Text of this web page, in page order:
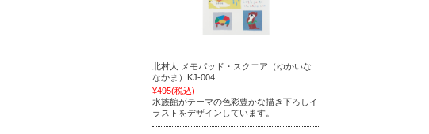
北村人 メモパッド・スクエア（ゆかいな
なかま）KJ-004
¥495(税込)
水族館がテーマの色彩豊かな描き下ろしイ
ラストをデザインしています。